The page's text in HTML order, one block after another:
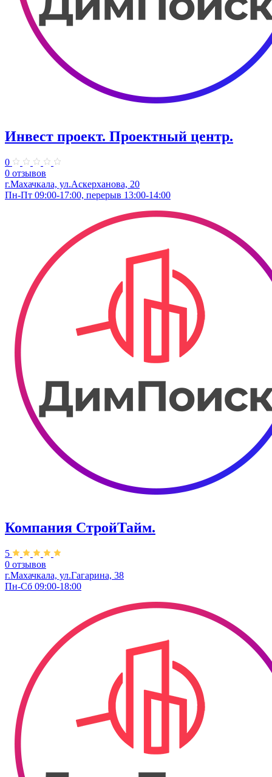
Инвест проект. ​Проектный центр.
0
0 отзывов
г.Махачкала, ул.Аскерханова, 20
Пн-Пт 09:00-17:00, перерыв 13:00-14:00
Компания СтройТайм.
5
0 отзывов
г.Махачкала, ул.Гагарина, 38
Пн-Сб 09:00-18:00